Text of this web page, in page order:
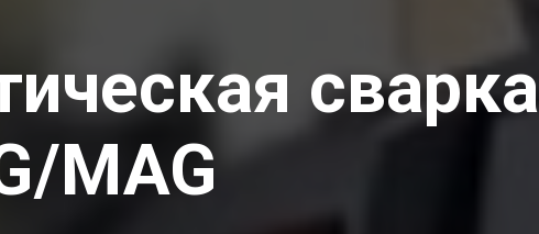
сварка
MAG